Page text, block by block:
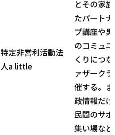
特定非営利活動法
人a little
とその家
たパート
プ講座や
のコミュ
くりにつ
ァザーク
催する。
政情報だ
民間のサ
集い場な